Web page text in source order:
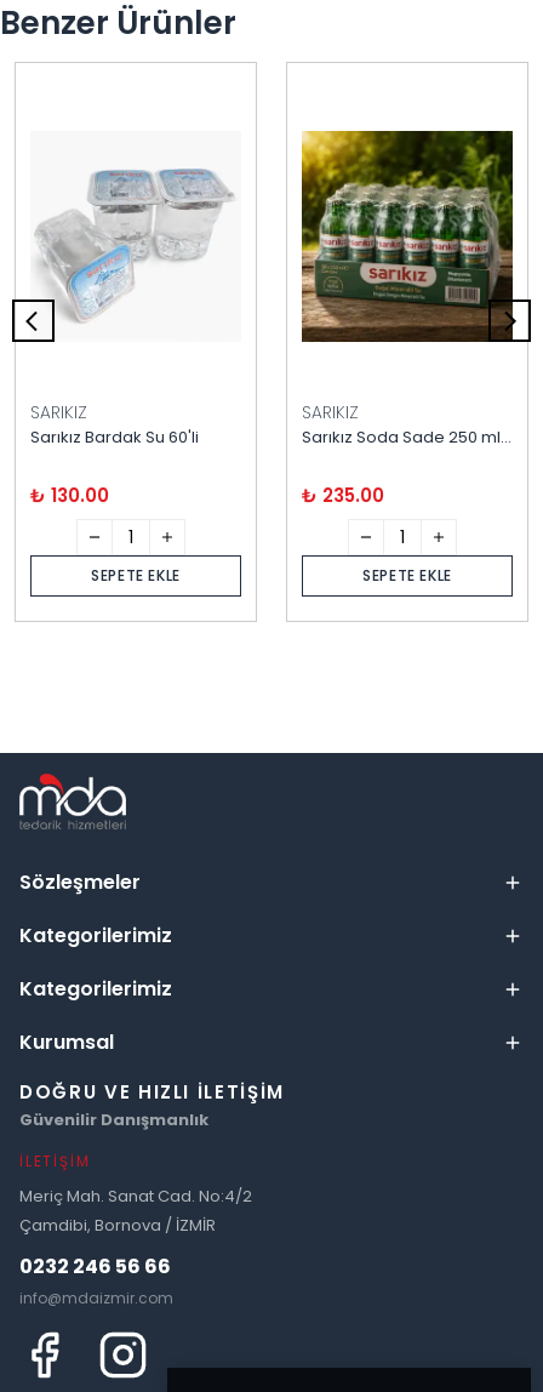
Benzer Ürünler
SARIKIZ
Sarıkız Bardak Su 60'li
₺ 130.00
SEPETE EKLE
SARIKIZ
Sarıkız Soda Sade 250 ml / 20 Adet
₺ 235.00
SEPETE EKLE
Sözleşmeler
Kategorilerimiz
Kategorilerimiz
Kurumsal
DOĞRU VE HIZLI İLETIŞIM
Güvenilir Danışmanlık
İLETIŞIM
Meriç Mah. Sanat Cad. No:4/2
Çamdibi, Bornova / İZMİR
0232 246 56 66
info@mdaizmir.com